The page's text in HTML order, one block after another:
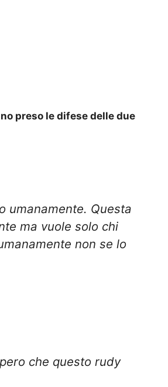
preso le difese delle due
umanamente. Questa
ma vuole solo chi
non se lo